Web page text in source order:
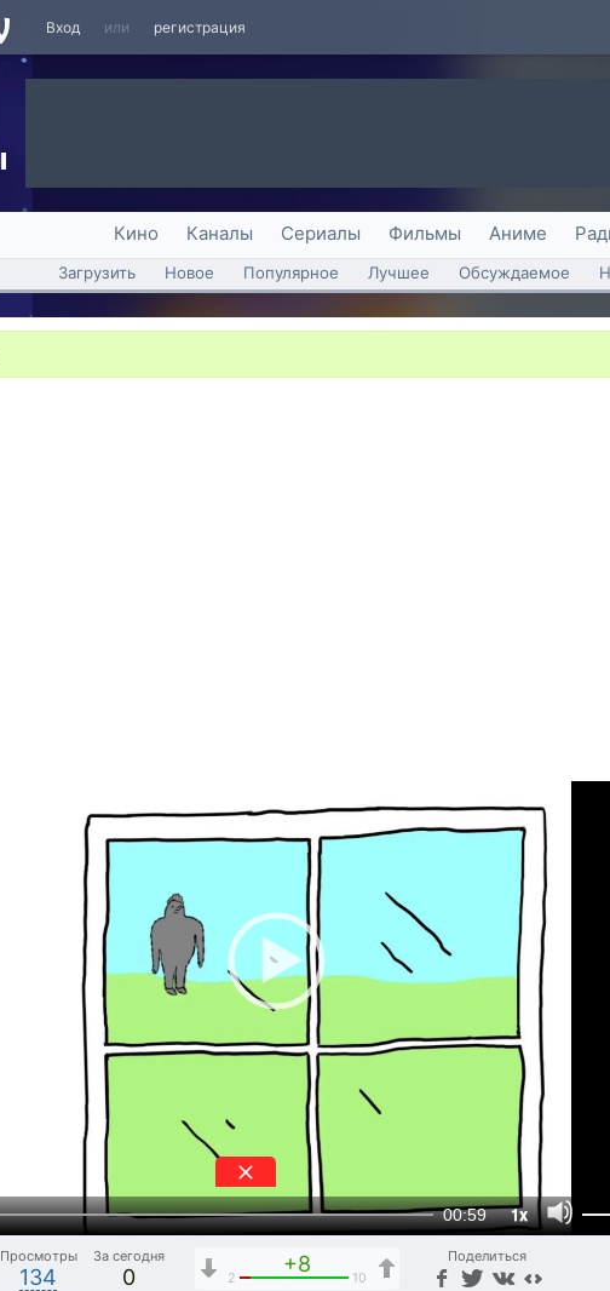
Вход или регистрация
Кино Каналы Сериалы Фильмы Аниме
Загрузить Новое Популярное Лучшее Обсуждаемое
00:59 1x
Просмотры
134
За сегодня
0
+8
2 10
Поделиться